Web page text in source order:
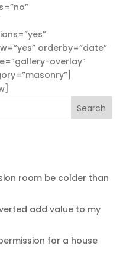
orderby=”date”
overlay”
room be colder than
add value to my
for a house